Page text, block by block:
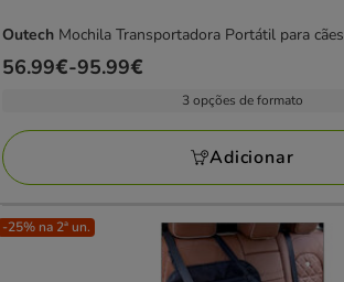
Outech Mochila Transportadora Portátil para cães
Preço
a
95.99€
56.99€-95.99€
3 opções de formato
Adicionar
-25% na 2ª un.